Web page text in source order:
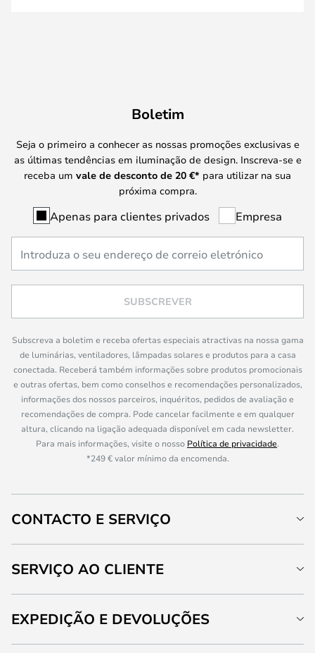
Boletim
Seja o primeiro a conhecer as nossas promoções exclusivas e
as últimas tendências em iluminação de design. Inscreva-se e
receba um vale de desconto de 20 €* para utilizar na sua
próxima compra.
Apenas para clientes privados Empresa
SUBSCREVER
Subscreva a boletim e receba ofertas especiais atractivas na nossa gama
de luminárias, ventiladores, lâmpadas solares e produtos para a casa
conectada. Receberá também informações sobre produtos promocionais
e outras ofertas, bem como conselhos e recomendações personalizados,
informações dos nossos parceiros, inquéritos, pedidos de avaliação e
recomendações de compra. Pode cancelar facilmente e em qualquer
altura, clicando na ligação adequada disponível em cada newsletter.
Para mais informações, visite o nosso Política de privacidade.
*249 € valor mínimo da encomenda.
CONTACTO E SERVIÇO
SERVIÇO AO CLIENTE
EXPEDIÇÃO E DEVOLUÇÕES